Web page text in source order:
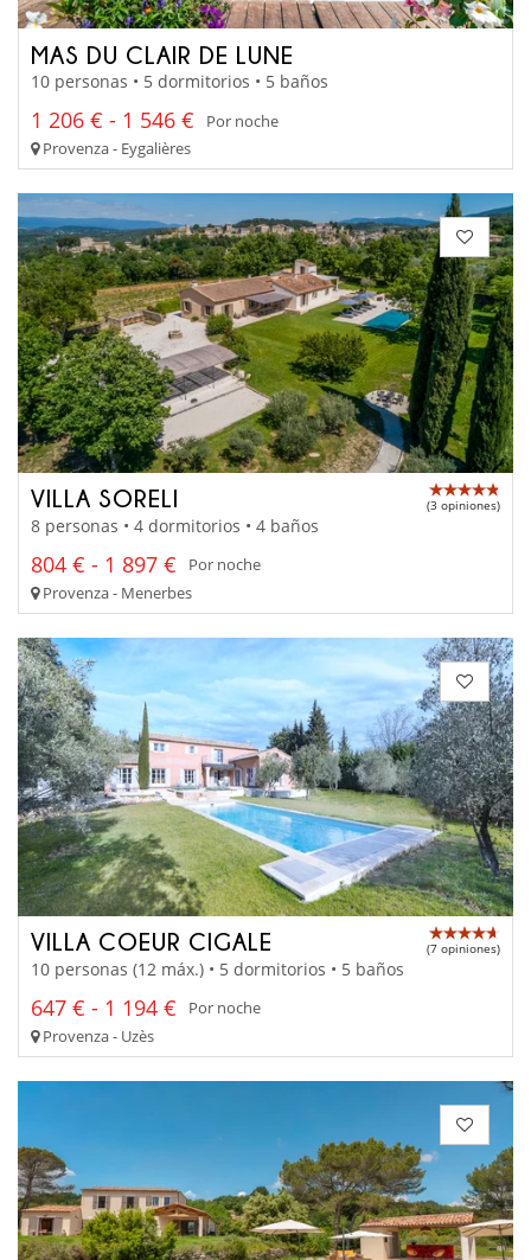
MAS DU CLAIR DE LUNE
10 personas • 5 dormitorios • 5 baños
1 206 € - 1 546 €
Por noche
Provenza - Eygalières
VILLA SORELI (3 opiniones)
8 personas • 4 dormitorios • 4 baños
804 € - 1 897 €
Por noche
Provenza - Menerbes
VILLA COEUR CIGALE (7 opiniones)
10 personas (12 máx.) • 5 dormitorios • 5 baños
647 € - 1 194 €
Por noche
Provenza - Uzès